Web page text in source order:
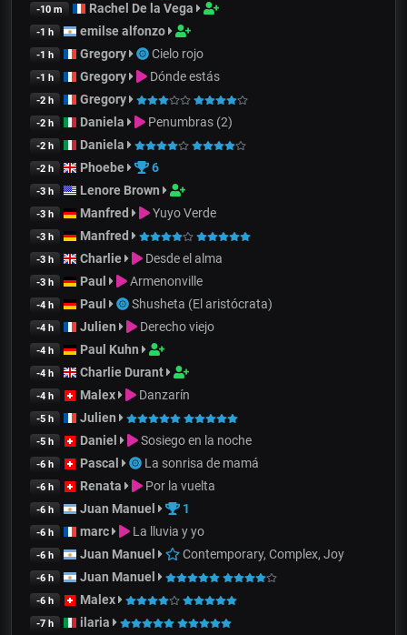
-10 m Rachel De la Vega
-1 h emilse alfonzo
-1 h Gregory Cielo rojo
-1 h Gregory Dónde estás
-2 h Gregory
-2 h Daniela Penumbras (2)
-2 h Daniela
-2 h Phoebe 6
-3 h Lenore Brown
-3 h Manfred Yuyo Verde
-3 h Manfred
-3 h Charlie Desde el alma
-3 h Paul Armenonville
-4 h Paul Shusheta (El aristócrata)
-4 h Julien Derecho viejo
-4 h Paul Kuhn
-4 h Charlie Durant
-4 h Malex Danzarín
-5 h Julien
-5 h Daniel Sosiego en la noche
-6 h Pascal La sonrisa de mamá
-6 h Renata Por la vuelta
-6 h Juan Manuel 1
-6 h marc La lluvia y yo
-6 h Juan Manuel Contemporary, Complex, Joy
-6 h Juan Manuel
-6 h Malex
-7 h ilaria